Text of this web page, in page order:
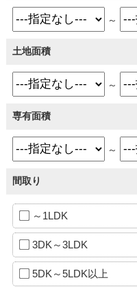
～
土地面積
～
専有面積
～
間取り
～1LDK
3DK～3LDK
5DK～5LDK以上